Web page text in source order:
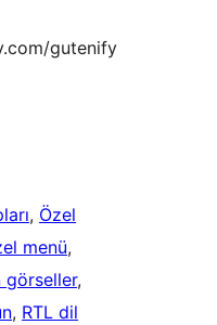
gutenify
, Özel
menü
görseller
, RTL dil